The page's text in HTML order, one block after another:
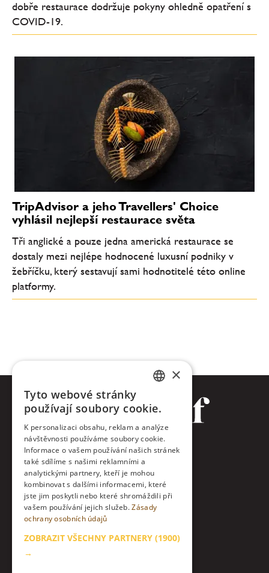
dobře restaurace dodržuje pokyny ohledně opatření s
COVID-19.
TripAdvisor a jeho Travellers' Choice
vyhlásil nejlepší restaurace světa
Tři anglické a pouze jedna americká restaurace se
dostaly mezi nejlépe hodnocené luxusní podniky v
žebříčku, který sestavují sami hodnotitelé této online
platformy.
Facebook
Twitter
Instagram
LinkedIn
Kontakt
ENGLISH
×
Tyto webové stránky
používají soubory cookie.
K personalizaci obsahu, reklam a analýze
návštěvnosti používáme soubory cookie.
Informace o vašem používání našich stránek
také sdílíme s našimi reklamními a
analytickými partnery, kteří je mohou
kombinovat s dalšími informacemi, které
jste jim poskytli nebo které shromáždili při
vašem používání jejich služeb.Zásady
ochrany osobních údajů
ZOBRAZIT VŠECHNY PARTNERY (1900)
→